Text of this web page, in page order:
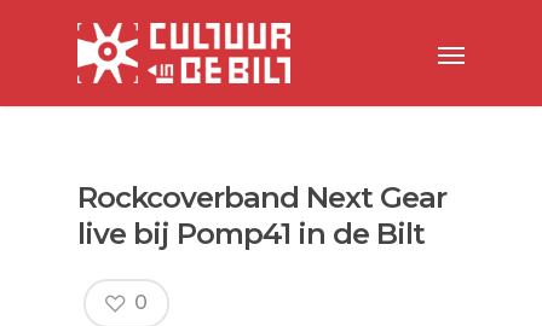
Rockcoverband Next Gear
live bij Pomp41 in de Bilt
0